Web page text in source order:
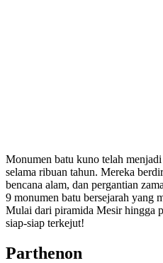
Monumen batu kuno telah
selama ribuan tahun. Mereka
bencana alam, dan pergantian
9 monumen batu bersejarah yang
Mulai dari piramida Mesir hingga
siap-siap terkejut!
Parthenon